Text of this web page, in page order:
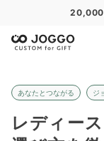
通常
あなたとつながる ジ
レディー